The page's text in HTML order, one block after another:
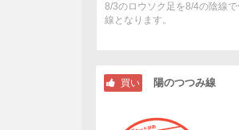
8/3のロウソク足を8/4の陰線
線となります。
買い 陽のつつみ線